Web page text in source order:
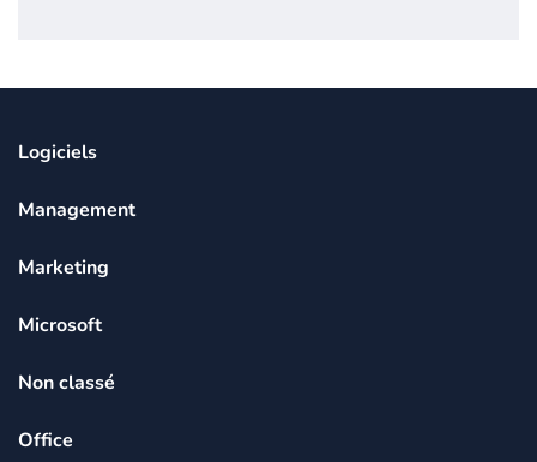
Logiciels
Management
Marketing
Microsoft
Non classé
Office